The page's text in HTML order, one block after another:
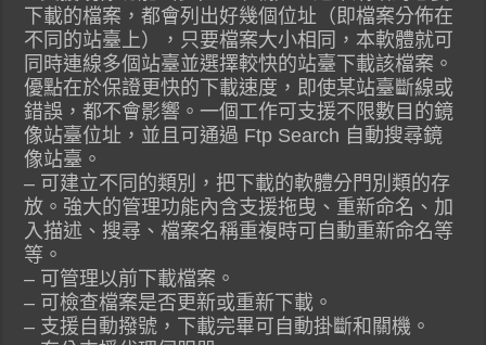
下載的檔案，都會列出好幾個位址（即檔案分佈在
不同的站臺上），只要檔案大小相同，本軟體就可
同時連線多個站臺並選擇較快的站臺下載該檔案。
優點在於保證更快的下載速度，即使某站臺斷線或
錯誤，都不會影響。一個工作可支援不限數目的鏡
像站臺位址，並且可通過 Ftp Search 自動搜尋鏡
像站臺。
– 可建立不同的類別，把下載的軟體分門別類的存
放。強大的管理功能內含支援拖曳、重新命名、加
入描述、搜尋、檔案名稱重複時可自動重新命名等
等。
– 可管理以前下載檔案。
– 可檢查檔案是否更新或重新下載。
– 支援自動撥號，下載完畢可自動掛斷和關機。